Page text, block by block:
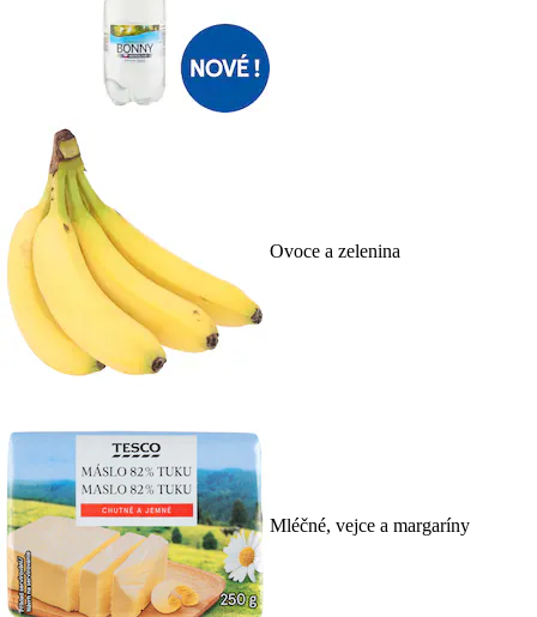
Ovoce a zelenina
Mléčné, vejce a margaríny